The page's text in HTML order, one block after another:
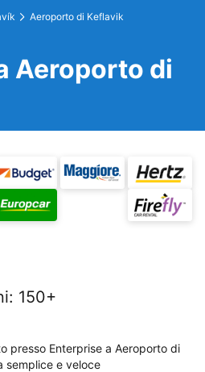
Aeroporto di Keflavik
Aeroporto di
: 150+
presso Enterprise a Aeroporto di
semplice e veloce